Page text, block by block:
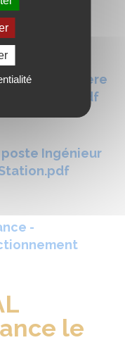
Infirmière
activité.pdf
poste Ingénieur
-
le